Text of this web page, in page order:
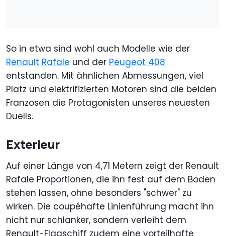
So in etwa sind wohl auch Modelle wie der
Renault Rafale und der Peugeot 408
entstanden. Mit ähnlichen Abmessungen, viel
Platz und elektrifizierten Motoren sind die beiden
Franzosen die Protagonisten unseres neuesten
Duells.
Exterieur
Auf einer Länge von 4,71 Metern zeigt der Renault
Rafale Proportionen, die ihn fest auf dem Boden
stehen lassen, ohne besonders "schwer" zu
wirken. Die coupéhafte Linienführung macht ihn
nicht nur schlanker, sondern verleiht dem